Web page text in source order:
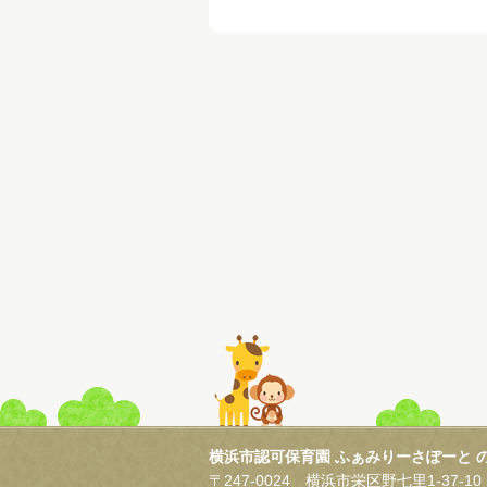
横浜市認可保育園 ふぁみりーさぽーと
〒247-0024 横浜市栄区野七里1-37-10